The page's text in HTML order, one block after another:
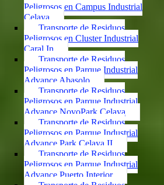
Peligrosos en Campus Industrial
Celaya
Transporte de Residuos
Peligrosos en Cluster Industrial
Caral In
Transporte de Residuos
Peligrosos en Parque Industrial
Advance Abasolo
Transporte de Residuos
Peligrosos en Parque Industrial
Advance NovoPark Celaya
Transporte de Residuos
Peligrosos en Parque Industrial
Advance Park Celaya II
Transporte de Residuos
Peligrosos en Parque Industrial
Advance Puerto Interior